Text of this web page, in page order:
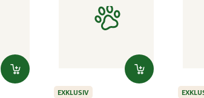
EXKLUSIV